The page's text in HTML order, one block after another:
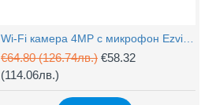
€64.80(126.74лв.) €58.32
(114.06лв.)